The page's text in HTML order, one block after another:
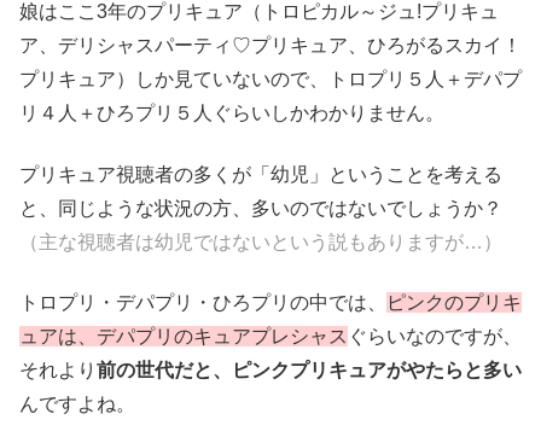
娘はここ3年のプリキュア（トロピカル～ジュ!プリキュ
ア、デリシャスパーティ♡プリキュア、ひろがるスカイ！
プリキュア）しか見ていないので、トロプリ５人＋デパプ
リ４人＋ひろプリ５人ぐらいしかわかりません。
プリキュア視聴者の多くが「幼児」ということを考える
と、同じような状況の方、多いのではないでしょうか？
（主な視聴者は幼児ではないという説もありますが…）
トロプリ・デパプリ・ひろプリの中では、
ピンクのプリキ
ュアは、デパプリのキュアプレシャス ぐらいなのですが、
それより 前の世代だと、ピンクプリキュアがやたらと多い
んですよね。